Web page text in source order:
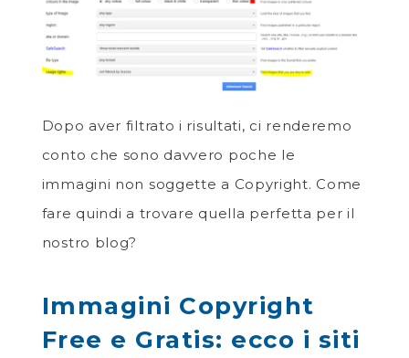
Dopo aver filtrato i risultati, ci renderemo
conto che sono davvero poche le
immagini non soggette a Copyright. Come
fare quindi a trovare quella perfetta per il
nostro blog?
Immagini Copyright
Free e Gratis: ecco i siti